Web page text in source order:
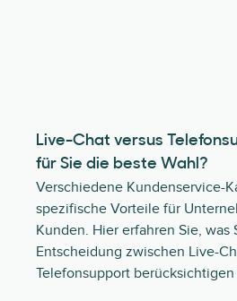
Live-Chat versus
für Sie die beste Wahl?
Verschiedene Kundenservice-
spezifische Vorteile für
Kunden. Hier erfahren Sie, was
Entscheidung zwischen Live-
Telefonsupport